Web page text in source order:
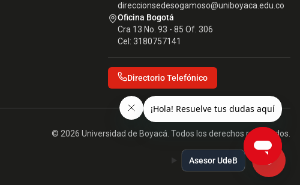
direccionsedesogamoso@uniboyaca.edu.co
Oficina Bogotá
Cra 13 No. 93 - 85 Of. 306
Cel: 3180757141
Directorio Telefónico
© 2026 Universidad de Boyacá. Todos los derechos reservados.
Asesor UdeB